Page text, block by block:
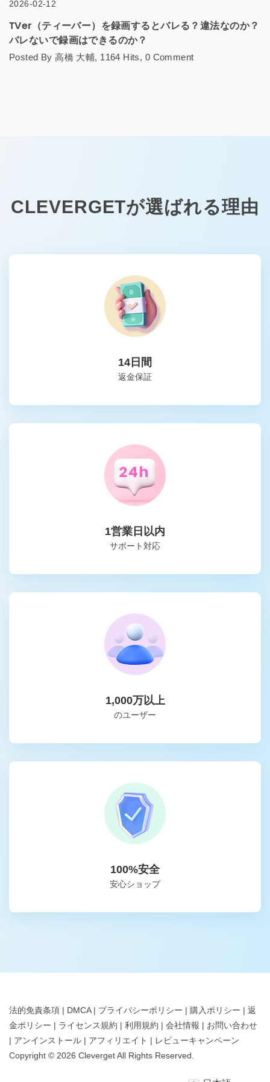
2025-10-24
安全なソクミル動画ダウンロードツール5選!無料でソク
ミル動画を永久保存
Posted By 高橋 大輔, 3969 Hits, 0 Comment
CLEVERGETが選ばれる理由
14日間
返金保証
1営業日以内
サポート対応
1,000万以上
のユーザー
100%安全
安心ショップ
法的免責条項 | DMCA| プライバシーポリシー | 購入ポリシー | 返
金ポリシー | ライセンス規約 | 利用規約 | 会社情報 | お問い合わせ
| アンインストール | アフィリエイト | レビューキャンペーン
Copyright © 2026 ClevergetAll Rights Reserved.